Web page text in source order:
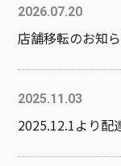
2026.07.20
店舗移転のお知
2025.11.03
2025.12.1より配